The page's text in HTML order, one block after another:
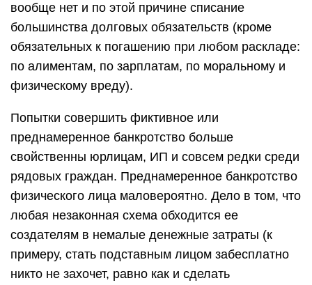
вообще нет и по этой причине списание
большинства долговых обязательств (кроме
обязательных к погашению при любом раскладе:
по алиментам, по зарплатам, по моральному и
физическому вреду).
Попытки совершить фиктивное или
преднамеренное банкротство больше
свойственны юрлицам, ИП и совсем редки среди
рядовых граждан. Преднамеренное банкротство
физического лица маловероятно. Дело в том, что
любая незаконная схема обходится ее
создателям в немалые денежные затраты (к
примеру, стать подставным лицом забесплатно
никто не захочет, равно как и сделать